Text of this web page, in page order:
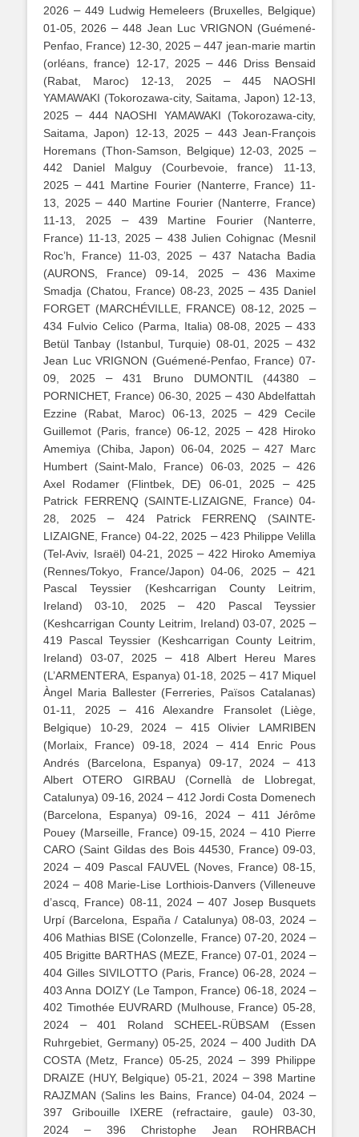
2026 – 449 Ludwig Hemeleers (Bruxelles, Belgique)
01-05, 2026 –448 Jean Luc VRIGNON (Guémené-
Penfao, France) 12-30, 2025 –447 jean-marie martin
(orléans, france) 12-17, 2025–446 Driss Bensaid
(Rabat, Maroc) 12-13, 2025 – 445 NAOSHI
YAMAWAKI (Tokorozawa-city, Saitama, Japon) 12-13,
2025 – 444 NAOSHI YAMAWAKI (Tokorozawa-city,
Saitama, Japon) 12-13, 2025 – 443 Jean-François
Horemans (Thon-Samson, Belgique) 12-03, 2025 –
442 Daniel Malguy (Courbevoie, france) 11-13,
2025 –441 Martine Fourier (Nanterre, France) 11-
13, 2025–440 Martine Fourier (Nanterre, France)
11-13, 2025– 439 Martine Fourier (Nanterre,
France) 11-13, 2025 – 438 Julien Cohignac (Mesnil
Roc’h, France) 11-03, 2025 – 437 Natacha Badia
(AURONS, France) 09-14, 2025– 436 Maxime
Smadja (Chatou, France) 08-23, 2025 – 435 Daniel
FORGET (MARCHÉVILLE, FRANCE) 08-12, 2025–
434 Fulvio Celico (Parma, Italia) 08-08, 2025 – 433
Betül Tanbay (Istanbul, Turquie) 08-01, 2025 –432
Jean Luc VRIGNON (Guémené-Penfao, France) 07-
09, 2025 –431 Bruno DUMONTIL (44380 –
PORNICHET, France) 06-30, 2025 – 430 Abdelfattah
Ezzine (Rabat, Maroc) 06-13, 2025 –429 Cecile
Guillemot (Paris, france) 06-12, 2025 –428 Hiroko
Amemiya (Chiba, Japon) 06-04, 2025–427 Marc
Humbert (Saint-Malo, France) 06-03, 2025 –426
Axel Rodamer (Flintbek, DE) 06-01, 2025 –425
Patrick FERRENQ (SAINTE-LIZAIGNE, France) 04-
28, 2025 – 424 Patrick FERRENQ (SAINTE-
LIZAIGNE, France) 04-22, 2025 –423 Philippe Velilla
(Tel-Aviv, Israël) 04-21, 2025– 422 Hiroko Amemiya
(Rennes/Tokyo, France/Japon) 04-06, 2025–421
Pascal Teyssier (Keshcarrigan County Leitrim,
Ireland) 03-10, 2025–420 Pascal Teyssier
(Keshcarrigan County Leitrim, Ireland) 03-07, 2025 –
419 Pascal Teyssier (Keshcarrigan County Leitrim,
Ireland) 03-07, 2025 – 418 Albert Hereu Mares
(L’ARMENTERA, Espanya) 01-18, 2025– 417 Miquel
Àngel Maria Ballester (Ferreries, Països Catalanas)
01-11, 2025– 416 Alexandre Fransolet (Liège,
Belgique) 10-29, 2024 – 415 Olivier LAMRIBEN
(Morlaix, France) 09-18, 2024 –414 Enric Pous
Andrés (Barcelona, Espanya) 09-17, 2024 – 413
Albert OTERO GIRBAU (Cornellà de Llobregat,
Catalunya) 09-16, 2024 – 412 Jordi Costa Domenech
(Barcelona, Espanya) 09-16, 2024– 411 Jérôme
Pouey (Marseille, France) 09-15, 2024 –410 Pierre
CARO (Saint Gildas des Bois 44530, France) 09-03,
2024 – 409 Pascal FAUVEL (Noves, France) 08-15,
2024 – 408 Marie-Lise Lorthiois-Danvers (Villeneuve
d’ascq, France) 08-11, 2024–407 Josep Busquets
Urpí (Barcelona, España / Catalunya) 08-03, 2024–
406 Mathias BISE (Colonzelle, France) 07-20, 2024–
405 Brigitte BARTHAS (MEZE, France) 07-01, 2024 –
404 Gilles SIVILOTTO (Paris, France) 06-28, 2024 –
403 Anna DOIZY (Le Tampon, France) 06-18, 2024–
402 Timothée EUVRARD (Mulhouse, France) 05-28,
2024 –401 Roland SCHEEL-RÜBSAM (Essen
Ruhrgebiet, Germany) 05-25, 2024 – 400 Judith DA
COSTA (Metz, France) 05-25, 2024 – 399 Philippe
DRAIZE (HUY, Belgique) 05-21, 2024–398 Martine
RAJZMAN (Salins les Bains, France) 04-04, 2024–
397 Gribouille IXERE (refractaire, gaule) 03-30,
2024 – 396 Christophe Jean ROHRBACH